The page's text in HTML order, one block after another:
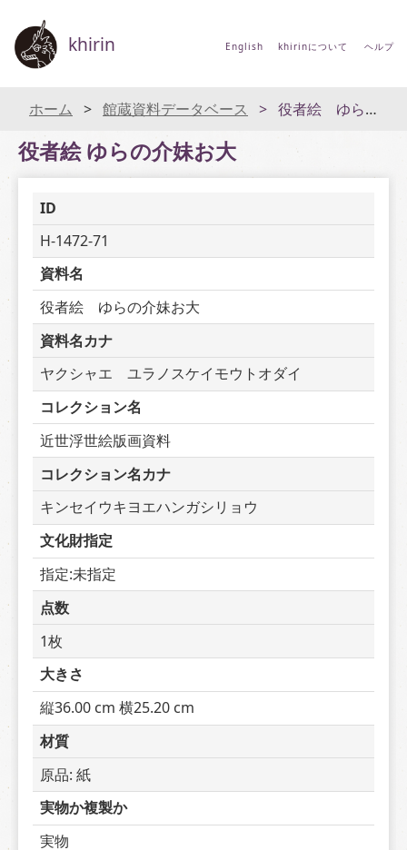
khirin English khirinについて ヘルプ
ホーム 館蔵資料データベース 役者絵 ゆらの介妹お大
役者絵 ゆらの介妹お大
ID
H-1472-71
資料名
役者絵　ゆらの介妹お大
資料名カナ
ヤクシャエ　ユラノスケイモウトオダイ
コレクション名
近世浮世絵版画資料
コレクション名カナ
キンセイウキヨエハンガシリョウ
文化財指定
指定:未指定
点数
1枚
大きさ
縦36.00 cm 横25.20 cm
材質
原品: 紙
実物か複製か
実物